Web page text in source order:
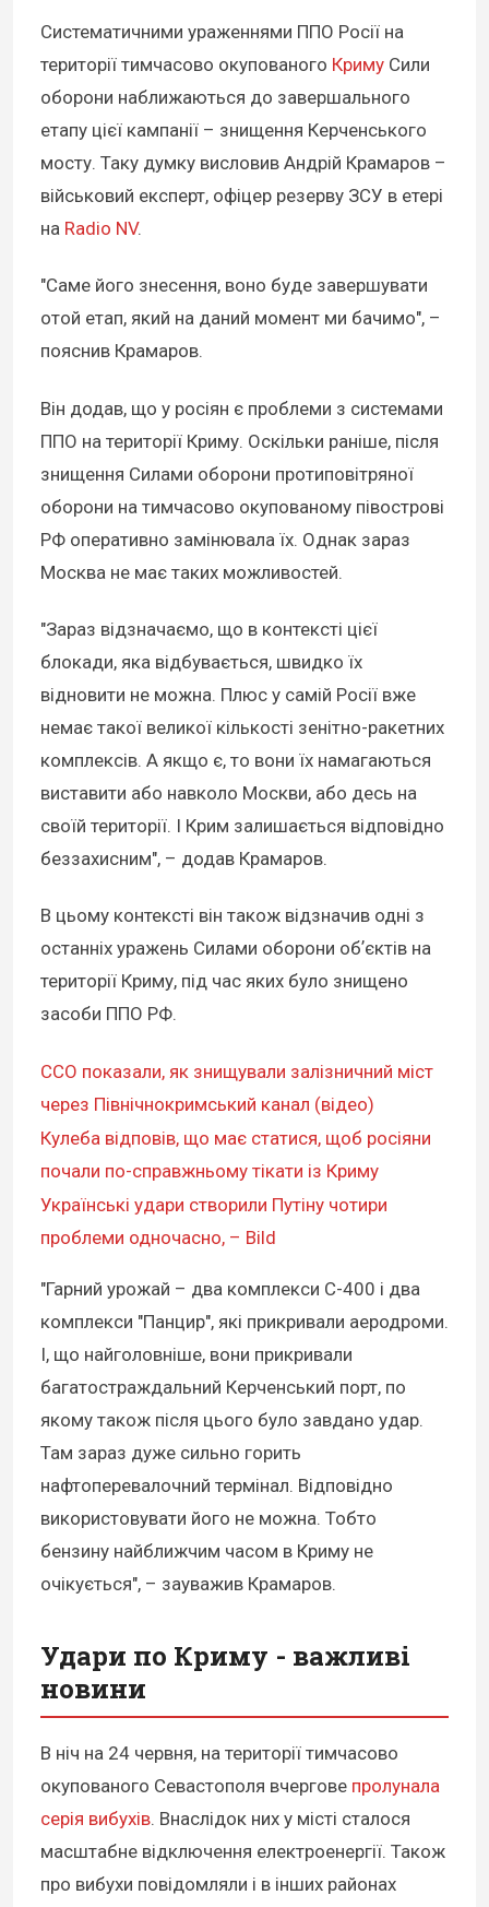
Систематичними ураженнями ППО Росії на
території тимчасово окупованого Криму Сили
оборони наближаються до завершального
етапу цієї кампанії – знищення Керченського
мосту. Таку думку висловив Андрій Крамаров –
військовий експерт, офіцер резерву ЗСУ в етері
на Radio NV.
"Саме його знесення, воно буде завершувати
отой етап, який на даний момент ми бачимо", –
пояснив Крамаров.
Він додав, що у росіян є проблеми з системами
ППО на території Криму. Оскільки раніше, після
знищення Силами оборони протиповітряної
оборони на тимчасово окупованому півострові
РФ оперативно замінювала їх. Однак зараз
Москва не має таких можливостей.
"Зараз відзначаємо, що в контексті цієї
блокади, яка відбувається, швидко їх
відновити не можна. Плюс у самій Росії вже
немає такої великої кількості зенітно-ракетних
комплексів. А якщо є, то вони їх намагаються
виставити або навколо Москви, або десь на
своїй території. І Крим залишається відповідно
беззахисним", – додав Крамаров.
В цьому контексті він також відзначив одні з
останніх уражень Силами оборони обʼєктів на
території Криму, під час яких було знищено
засоби ППО РФ.
ССО показали, як знищували залізничний міст
через Північнокримський канал (відео)
Кулеба відповів, що має статися, щоб росіяни
почали по-справжньому тікати із Криму
Українські удари створили Путіну чотири
проблеми одночасно, – Bild
"Гарний урожай – два комплекси С-400 і два
комплекси "Панцир", які прикривали аеродроми.
І, що найголовніше, вони прикривали
багатостраждальний Керченський порт, по
якому також після цього було завдано удар.
Там зараз дуже сильно горить
нафтоперевалочний термінал. Відповідно
використовувати його не можна. Тобто
бензину найближчим часом в Криму не
очікується", – зауважив Крамаров.
Удари по Криму - важливі
новини
В ніч на 24 червня, на території тимчасово
окупованого Севастополя вчергове пролунала
серія вибухів. Внаслідок них у місті сталося
масштабне відключення електроенергії. Також
про вибухи повідомляли і в інших районах